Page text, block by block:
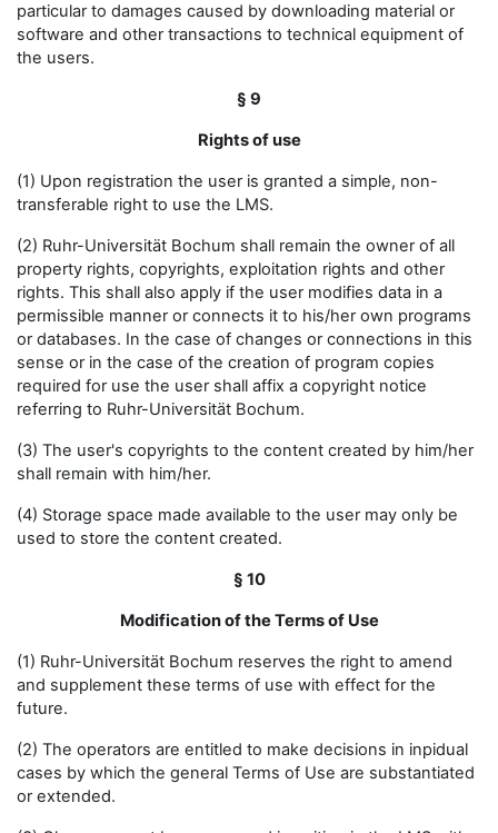
particular to damages caused by downloading material or
software and other transactions to technical equipment of
the users.
§ 9
Rights of use
(1) Upon registration the user is granted a simple, non-
transferable right to use the LMS.
(2) Ruhr-Universität Bochum shall remain the owner of all
property rights, copyrights, exploitation rights and other
rights. This shall also apply if the user modifies data in a
permissible manner or connects it to his/her own programs
or databases. In the case of changes or connections in this
sense or in the case of the creation of program copies
required for use the user shall affix a copyright notice
referring to Ruhr-Universität Bochum.
(3) The user's copyrights to the content created by him/her
shall remain with him/her.
(4) Storage space made available to the user may only be
used to store the content created.
§ 10
Modification of the Terms of Use
(1) Ruhr-Universität Bochum reserves the right to amend
and supplement these terms of use with effect for the
future.
(2) The operators are entitled to make decisions in inpidual
cases by which the general Terms of Use are substantiated
or extended.